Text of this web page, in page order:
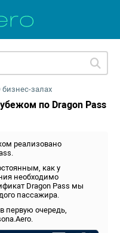
бизнес-залах
по Dragon Pass
реализовано
как у
необходимо
Dragon Pass мы
пассажира.
первую очередь,